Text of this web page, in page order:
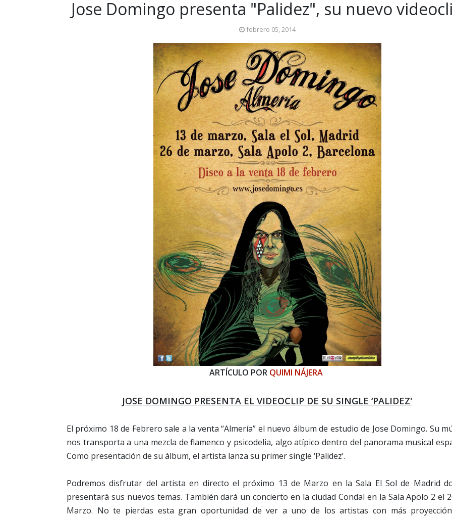
Jose Domingo presenta "Palidez", su nuevo
febrero 05, 2014
ARTÍCULO POR QUIMI NÁJERA
JOSE DOMINGO PRESENTA EL VIDEOCLIP DE SU SINGLE ‘PALIDEZ'
El próximo 18 de Febrero sale a la venta “Almería” el nuevo álbum de estudio de Jose Domingo. Su
nos transporta a una mezcla de flamenco y psicodelia, algo atípico dentro del panorama musical
Como presentación de su álbum, el artista lanza su primer single ‘Palidez’.
Podremos disfrutar del artista en directo el próximo 13 de Marzo en la Sala El Sol de Madrid
presentará sus nuevos temas. También dará un concierto en la ciudad Condal en la Sala Apolo 2 el
Marzo. No te pierdas esta gran oportunidad de ver a uno de los artistas con más